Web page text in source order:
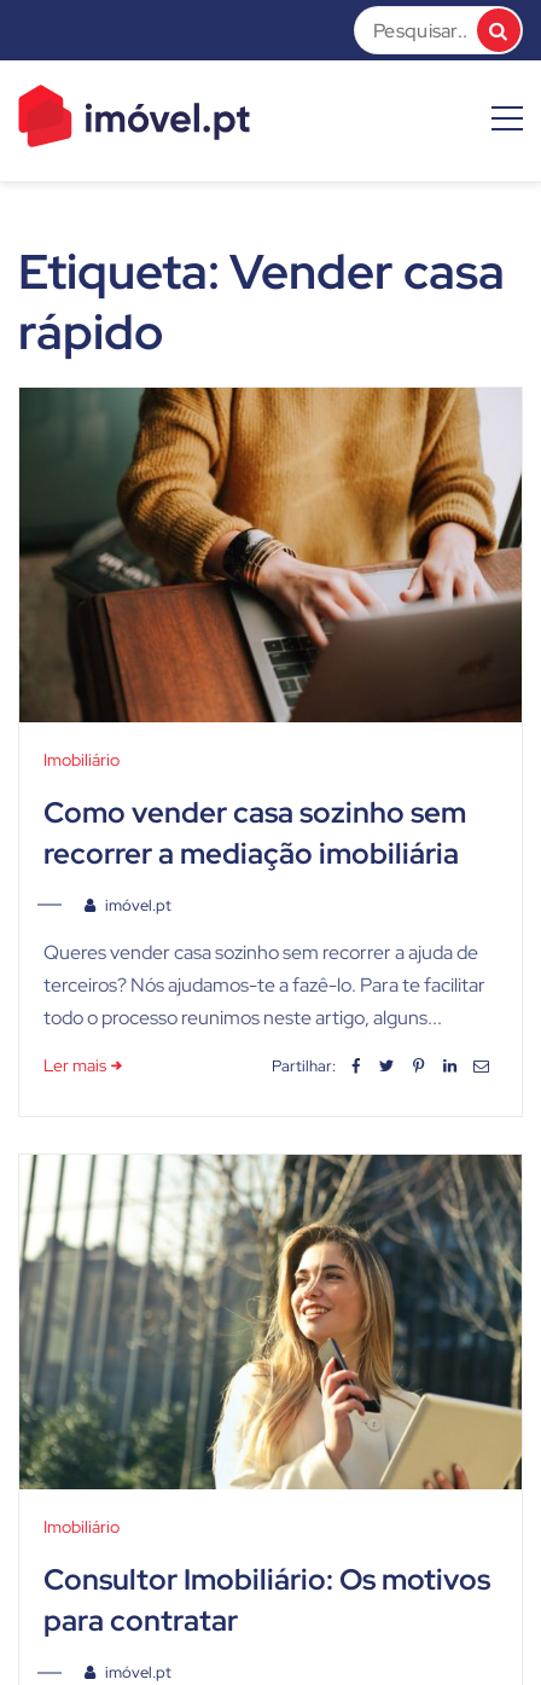
content
Etiqueta:Vender casa
rápido
Imobiliário
Como vender casa sozinho sem
recorrer a mediação imobiliária
imóvel.pt
Queres vender casa sozinho sem recorrer a ajuda de
terceiros? Nós ajudamos-te a fazê-lo. Para te facilitar
todo o processo reunimos neste artigo, alguns...
Ler mais Partilhar:
Imobiliário
Consultor Imobiliário: Os motivos
para contratar
imóvel.pt